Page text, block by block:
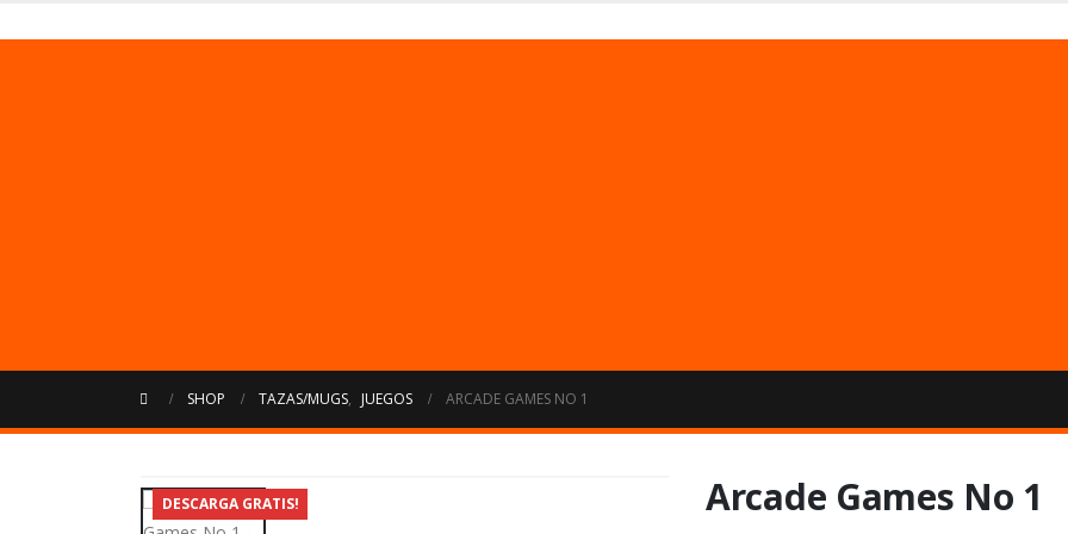
SHOP TAZAS/MUGS, JUEGOS ARCADE GAMES NO 1
DESCARGA GRATIS! Arcade Games No 1